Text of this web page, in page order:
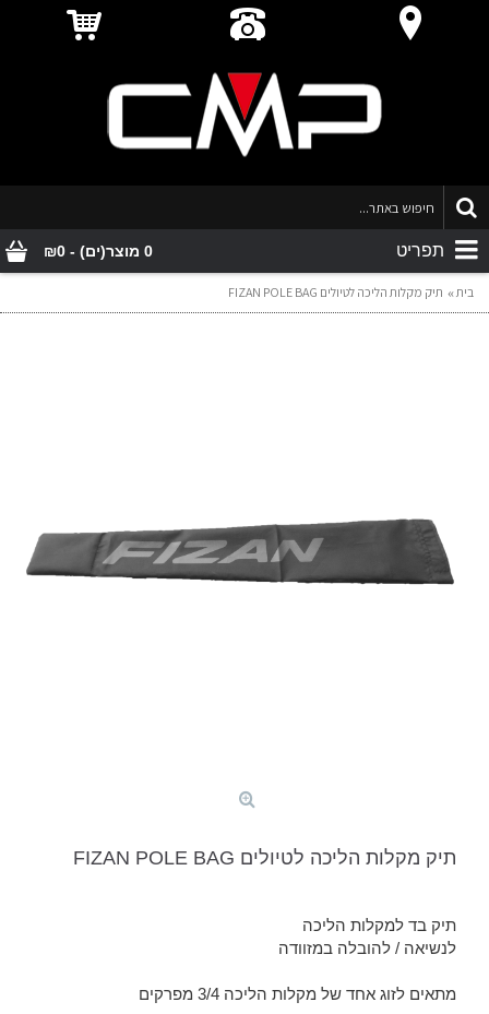
0 מוצר(ים) - ₪0 תפריט
בית תיק מקלות הליכה לטיולים FIZAN POLE BAG
תיק מקלות הליכה לטיולים FIZAN POLE BAG
תיק בד למקלות הליכה
לנשיאה / להובלה במזוודה
מתאים לזוג אחד של מקלות הליכה 3/4 מפרקים